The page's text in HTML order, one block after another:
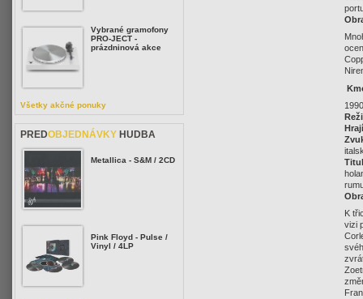
K
vizi
Vybrané gramofony
PRO-JECT -
prázdninová akce
Všetky akčné ponuky
PREDOBJEDNÁVKY HUDBA
Metallica - S&M / 2CD
Pink Floyd - Pulse /
Vinyl / 4LP